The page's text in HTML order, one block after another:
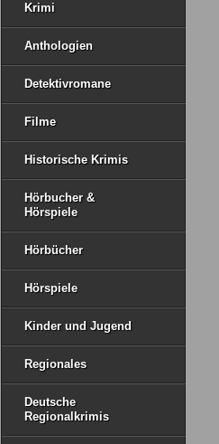
Krimi
Anthologien
Detektivromane
Filme
Historische Krimis
Hörbucher &
Hörspiele
Hörbücher
Hörspiele
Kinder und Jugend
Regionales
Deutsche
Regionalkrimis